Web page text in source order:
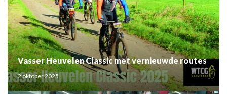
Vasser Heuvelen Classic met vernieuwde routes
2 oktober 2025